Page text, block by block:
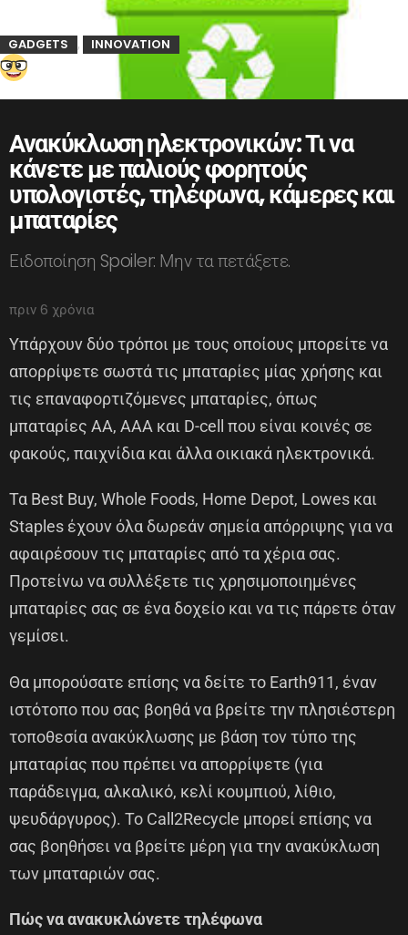
GADGETS , INNOVATION
Ανακύκλωση ηλεκτρονικών: Τι να
κάνετε με παλιούς φορητούς
υπολογιστές, τηλέφωνα, κάμερες και
μπαταρίες
Ειδοποίηση Spoiler: Μην τα πετάξετε.
πριν 6 χρόνια
Υπάρχουν δύο τρόποι με τους οποίους μπορείτε να
απορρίψετε σωστά τις μπαταρίες μίας χρήσης και
τις επαναφορτιζόμενες μπαταρίες, όπως
μπαταρίες AA, AAA και D-cell που είναι κοινές σε
φακούς, παιχνίδια και άλλα οικιακά ηλεκτρονικά.
Τα Best Buy, Whole Foods, Home Depot, Lowes και
Staples έχουν όλα δωρεάν σημεία απόρριψης για να
αφαιρέσουν τις μπαταρίες από τα χέρια σας.
Προτείνω να συλλέξετε τις χρησιμοποιημένες
μπαταρίες σας σε ένα δοχείο και να τις πάρετε όταν
γεμίσει.
Θα μπορούσατε επίσης να δείτε το Earth911, έναν
ιστότοπο που σας βοηθά να βρείτε την πλησιέστερη
τοποθεσία ανακύκλωσης με βάση τον τύπο της
μπαταρίας που πρέπει να απορρίψετε (για
παράδειγμα, αλκαλικό, κελί κουμπιού, λίθιο,
ψευδάργυρος). Το Call2Recycle μπορεί επίσης να
σας βοηθήσει να βρείτε μέρη για την ανακύκλωση
των μπαταριών σας.
Πώς να ανακυκλώνετε τηλέφωνα